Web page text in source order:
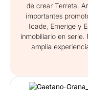
de crear Terreta.
importantes
Icade, Emerige y
inmobiliario en serie.
amplia